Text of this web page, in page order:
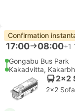
Confirmation
17:00 08:00+1
Gongabu Bus Park
Kakadvitta,
2x2
2x2